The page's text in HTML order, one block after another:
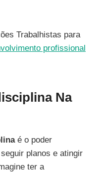
Trabalhistas para
profissional
Na
é o poder
planos e atingir
ter a